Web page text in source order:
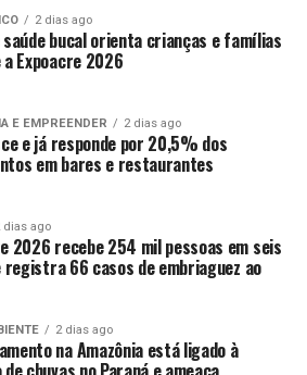
2 dias ago
saúde bucal orienta crianças e famílias
Expoacre 2026
E EMPREENDER 2 dias ago
e já responde por 20,5% dos
em bares e restaurantes
dias ago
2026 recebe 254 mil pessoas em seis
registra 66 casos de embriaguez ao
2 dias ago
na Amazônia está ligado à